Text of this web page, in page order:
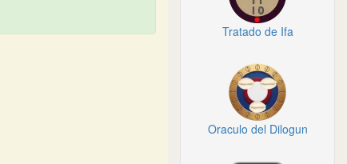
Tratado de Ifa
Oraculo del Dilogun